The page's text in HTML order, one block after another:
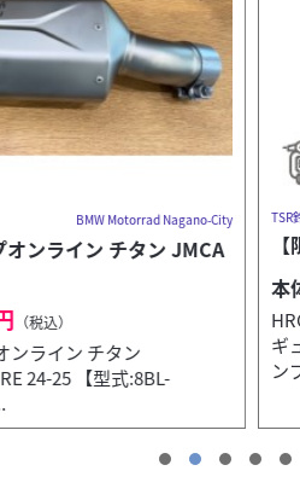
ZRX1200 DAEG 憧れは、所有
る...
本体価格:189.80万円
◇2016年モデル ◇トリックスタ
◇オーバーレーシングサブフレ
TSR鈴鹿
【限定5台】HRC GROM -
円（
HRC GROM TSRコンプリート
ギュレーション準拠） ※公
ンプリートでの販売です。仕